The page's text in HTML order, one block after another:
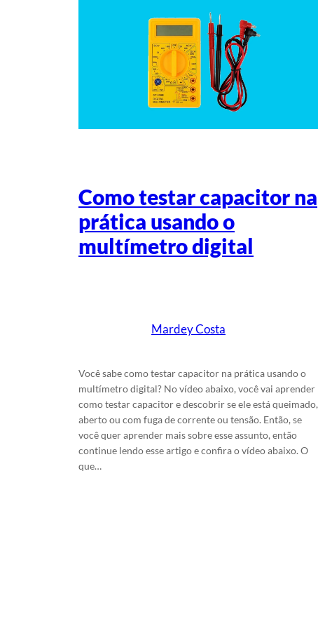
Como testar capacitor na
prática usando o
multímetro digital
Mardey Costa
Você sabe como testar capacitor na prática usando o
multímetro digital? No vídeo abaixo, você vai aprender
como testar capacitor e descobrir se ele está queimado,
aberto ou com fuga de corrente ou tensão. Então, se
você quer aprender mais sobre esse assunto, então
continue lendo esse artigo e confira o vídeo abaixo. O
que…